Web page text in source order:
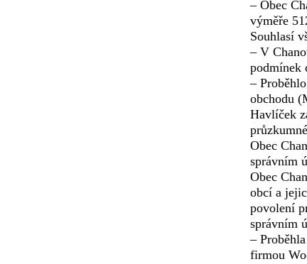
– Obec
výměře
Souhlasí
– V
podmínek
–
obchodu
Havlíček
Obec
správním
Obec
obcí a
povolení
správním
–
firmou